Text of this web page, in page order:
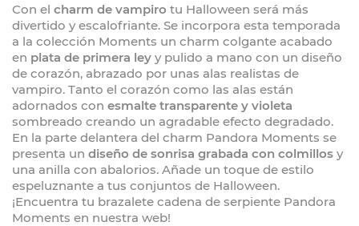
Con el charm de vampiro tu Halloween será más
divertido y escalofriante. Se incorpora esta temporada
a la colección Moments un charm colgante acabado
en plata de primera ley y pulido a mano con un diseño
de corazón, abrazado por unas alas realistas de
vampiro. Tanto el corazón como las alas están
adornados con esmalte transparente y violeta
sombreado creando un agradable efecto degradado.
En la parte delantera del charm Pandora Moments se
presenta un diseño de sonrisa grabada con colmillos y
una anilla con abalorios. Añade un toque de estilo
espeluznante a tus conjuntos de Halloween.
¡Encuentra tu brazalete cadena de serpiente Pandora
Moments en nuestra web!